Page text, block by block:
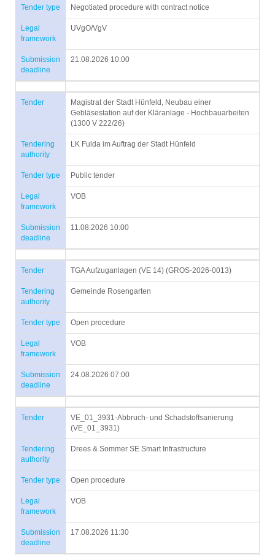
Tender type Negotiated procedure with contract notice
Legal
framework
UVgO/VgV
Submission
deadline
21.08.2026 10:00
Tender
Magistrat der Stadt Hünfeld, Neubau einer
Gebläsestation auf der Kläranlage - Hochbauarbeiten
(1300 V 222/26)
Tendering
authority
LK Fulda im Auftrag der Stadt Hünfeld
Tender type Public tender
Legal
framework
VOB
Submission
deadline
11.08.2026 10:00
Tender TGA Aufzuganlagen (VE 14) (GROS-2026-0013)
Tendering
authority
Gemeinde Rosengarten
Tender type Open procedure
Legal
framework
VOB
Submission
deadline
24.08.2026 07:00
Tender
VE_01_3931-Abbruch- und Schadstoffsanierung
(VE_01_3931)
Tendering
authority
Drees & Sommer SE Smart Infrastructure
Tender type Open procedure
Legal
framework
VOB
Submission
deadline
17.08.2026 11:30